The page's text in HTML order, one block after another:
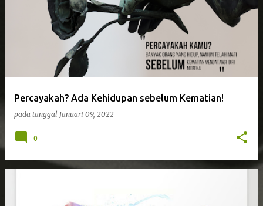
Percayakah? Ada Kehidupan sebelum Kematian!
pada tanggal Januari 09, 2022
0